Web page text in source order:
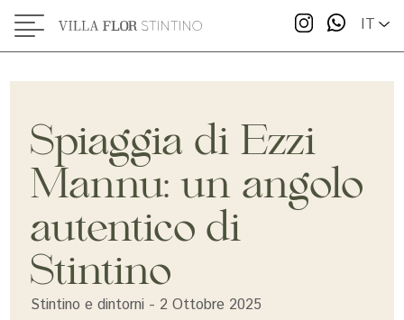
IT
Spiaggia di Ezzi
Mannu: un angolo
autentico di
Stintino
Stintino e dintorni - 2 Ottobre 2025